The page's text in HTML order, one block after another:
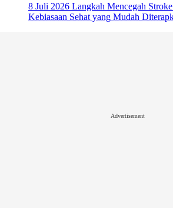
8 Juli 2026 Langkah Mencegah
Kebiasaan Sehat yang Mudah
Advertisement